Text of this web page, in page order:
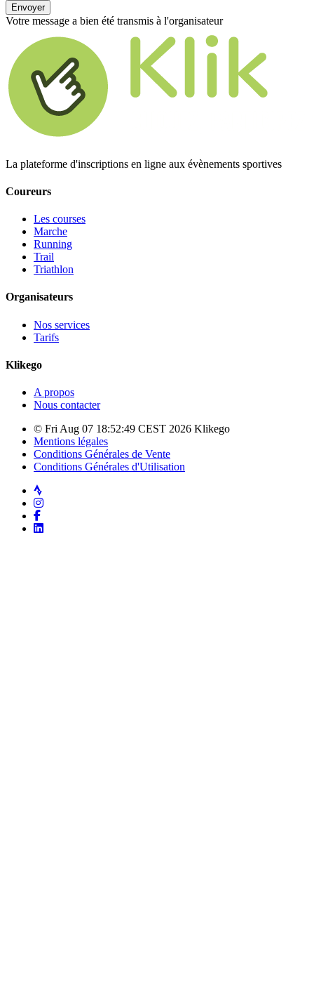
Envoyer
Votre message a bien été transmis à l'organisateur
La plateforme d'inscriptions en ligne aux évènements sportives
Coureurs
Les courses
Marche
Running
Trail
Triathlon
Organisateurs
Nos services
Tarifs
Klikego
A propos
Nous contacter
© Fri Aug 07 18:52:49 CEST 2026 Klikego
Mentions légales
Conditions Générales de Vente
Conditions Générales d'Utilisation
Strava
Instagram
Facebook
LinkedIn